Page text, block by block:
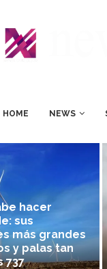
HOME NEWS
hacer
sus
más grandes
y palas tan
737